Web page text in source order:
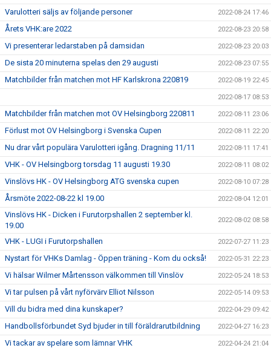
Varulotteri säljs av följande personer 2022-08-24 17:46
Årets VHK:are 2022 2022-08-23 20:58
Vi presenterar ledarstaben på damsidan 2022-08-23 20:03
De sista 20 minuterna spelas den 29 augusti 2022-08-23 07:55
Matchbilder från matchen mot HF Karlskrona 220819 2022-08-19 22:45
2022-08-17 08:53
Matchbilder från matchen mot OV Helsingborg 220811 2022-08-11 23:06
Förlust mot OV Helsingborg i Svenska Cupen 2022-08-11 22:20
Nu drar vårt populära Varulotteri igång. Dragning 11/11 2022-08-11 17:41
VHK - OV Helsingborg torsdag 11 augusti 19.30 2022-08-11 08:02
Vinslövs HK - OV Helsingborg ATG svenska cupen 2022-08-10 07:28
Årsmöte 2022-08-22 kl 19.00 2022-08-04 12:01
Vinslövs HK - Dicken i Furutorpshallen 2 september kl.
19.00
2022-08-02 08:58
VHK - LUGI i Furutorpshallen 2022-07-27 11:23
Nystart för VHKs Damlag - Öppen träning - Kom du också! 2022-05-31 22:23
Vi hälsar Wilmer Mårtensson välkommen till Vinslöv 2022-05-24 18:53
Vi tar pulsen på vårt nyförvärv Elliot Nilsson 2022-05-14 09:53
Vill du bidra med dina kunskaper? 2022-04-29 09:42
Handbollsförbundet Syd bjuder in till föräldrarutbildning 2022-04-27 16:23
Vi tackar av spelare som lämnar VHK 2022-04-24 21:04